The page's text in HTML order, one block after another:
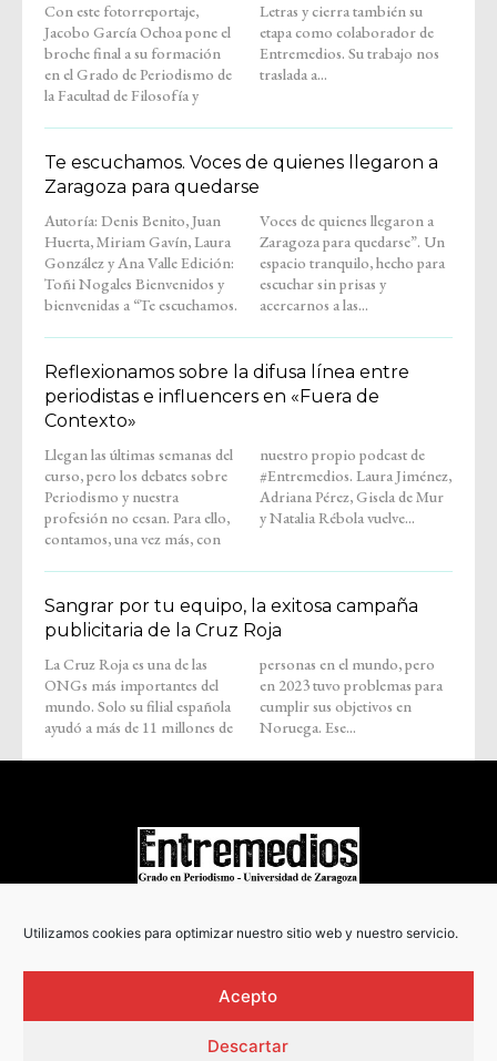
Utilizamos cookies para optimizar nuestro sitio web y nuestro servicio.
Acepto
Descartar
Con este fotorreportaje,
Jacobo García Ochoa pone el
broche final a su formación
en el Grado de Periodismo de
la Facultad de Filosofía y
Letras y cierra también su
etapa como colaborador de
Entremedios. Su trabajo nos
traslada a...
Te escuchamos. Voces de quienes llegaron a
Zaragoza para quedarse
Autoría: Denis Benito, Juan
Huerta, Miriam Gavín, Laura
González y Ana Valle Edición:
Toñi Nogales Bienvenidos y
bienvenidas a “Te escuchamos.
Voces de quienes llegaron a
Zaragoza para quedarse”. Un
espacio tranquilo, hecho para
escuchar sin prisas y
acercarnos a las...
Reflexionamos sobre la difusa línea entre
periodistas e influencers en «Fuera de
Contexto»
Llegan las últimas semanas del
curso, pero los debates sobre
Periodismo y nuestra
profesión no cesan. Para ello,
contamos, una vez más, con
nuestro propio podcast de
#Entremedios. Laura Jiménez,
Adriana Pérez, Gisela de Mur
y Natalia Rébola vuelve...
Sangrar por tu equipo, la exitosa campaña
publicitaria de la Cruz Roja
La Cruz Roja es una de las
ONGs más importantes del
mundo. Solo su filial española
ayudó a más de 11 millones de
personas en el mundo, pero
en 2023 tuvo problemas para
cumplir sus objetivos en
Noruega. Ese...